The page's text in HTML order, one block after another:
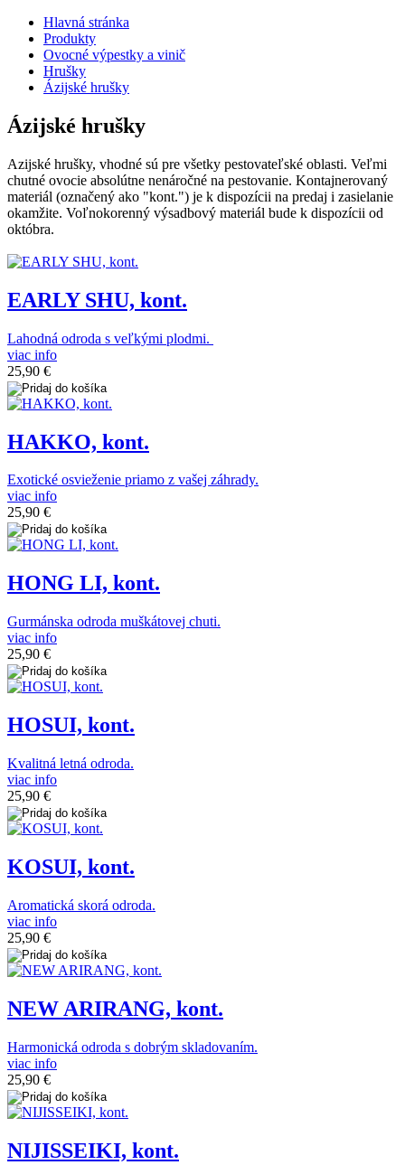
Hlavná stránka
Produkty
Ovocné výpestky a vinič
Hrušky
Ázijské hrušky
Ázijské hrušky
Azijské hrušky, vhodné sú pre všetky pestovateľské oblasti. Veľmi
chutné ovocie absolútne nenáročné na pestovanie. Kontajnerovaný
materiál (označený ako "kont.") je k dispozícii na predaj i zasielanie
okamžite. Voľnokorenný výsadbový materiál bude k dispozícii od
októbra.
EARLY SHU, kont.
Lahodná odroda s veľkými plodmi.
viac info
25,90 €
HAKKO, kont.
Exotické osvieženie priamo z vašej záhrady.
viac info
25,90 €
HONG LI, kont.
Gurmánska odroda muškátovej chuti.
viac info
25,90 €
HOSUI, kont.
Kvalitná letná odroda.
viac info
25,90 €
KOSUI, kont.
Aromatická skorá odroda.
viac info
25,90 €
NEW ARIRANG, kont.
Harmonická odroda s dobrým skladovaním.
viac info
25,90 €
NIJISSEIKI, kont.